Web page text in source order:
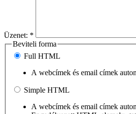
Üzenet: *
Beviteli forma
Full HTML
A webcímek és email címek
Simple HTML
A webcímek és email címek